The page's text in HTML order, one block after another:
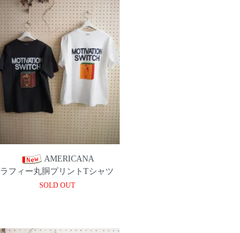
AMERICANA
ラフィー丸胴プリントTシャツ
SOLD OUT